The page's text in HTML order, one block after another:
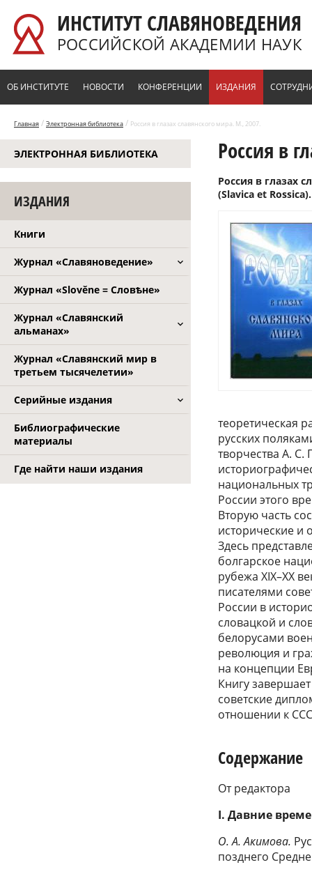
ИНСТИТУТ СЛАВЯНОВЕДЕНИЯ
РОССИЙСКОЙ АКАДЕМИИ НАУК
ОБ ИНСТИТУТЕ НОВОСТИ КОНФЕРЕНЦИИ ИЗДАНИЯ
Главная / Электронная библиотека / Россия в глазах славянского мира. М., 2007.
ЭЛЕКТРОННАЯ БИБЛИОТЕКА
ИЗДАНИЯ
Книги
Журнал «Славяноведение»
Журнал «Slověne = Словѣне»
Журнал «Славянский
альманах»
Журнал «Славянский мир в
третьем тысячелетии»
Серийные издания
Библиографические
материалы
Где найти наши издания
Россия в
Россия в глазах
(Slavica et Rossica).
теоретическая
русских
творчества А. С.
национальных
России этого
Вторую часть
исторические и
Здесь
болгарское
рубежа XIX–XX
писателями
России в
словацкой и
белорусами
революция и
на концепции
Книгу
советские
отношении к
Содержание
От редактора
I.Давние
О. А. Акимова.
позднего